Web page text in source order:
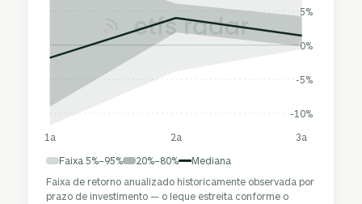
-10%
-5%
0%
5%
1a 2a 3a
Faixa 5%–95% 20%–80%
Mediana
Faixa de retorno anualizado historicamente observada por
prazo de investimento — o leque estreita conforme o